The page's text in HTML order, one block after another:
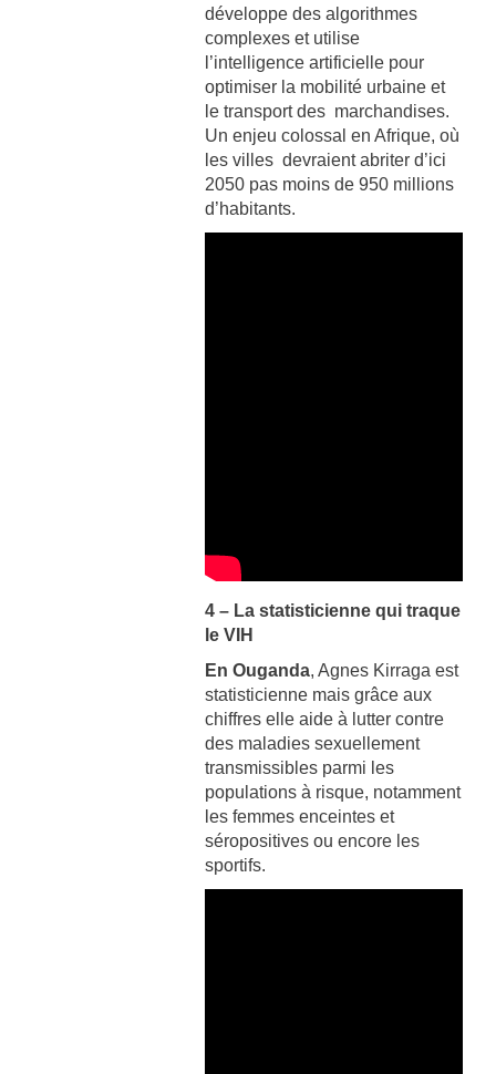
développe des algorithmes
complexes et utilise
l’intelligence artificielle pour
optimiser la mobilité urbaine et
le transport des marchandises.
Un enjeu colossal en Afrique, où
les villes devraient abriter d’ici
2050 pas moins de 950 millions
d’habitants.
4 – La statisticienne qui traque
le VIH
En Ouganda, Agnes Kirraga est
statisticienne mais grâce aux
chiffres elle aide à lutter contre
des maladies sexuellement
transmissibles parmi les
populations à risque, notamment
les femmes enceintes et
séropositives ou encore les
sportifs.